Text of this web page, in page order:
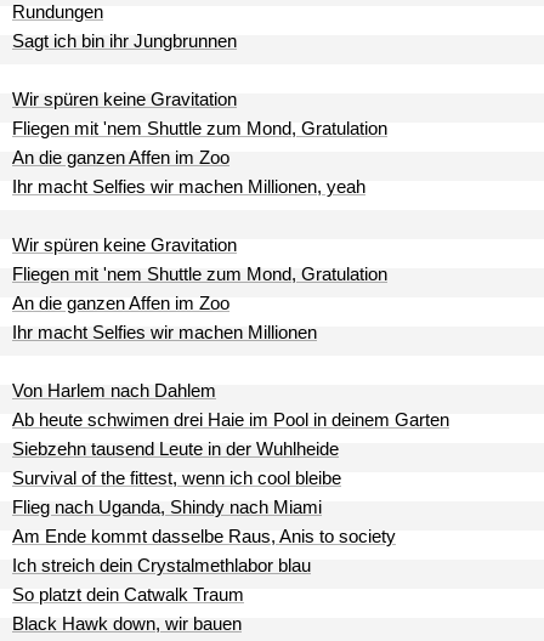
Rundungen
Sagt ich bin ihr Jungbrunnen
Wir spüren keine Gravitation
Fliegen mit 'nem Shuttle zum Mond, Gratulation
An die ganzen Affen im Zoo
Ihr macht Selfies wir machen Millionen, yeah
Wir spüren keine Gravitation
Fliegen mit 'nem Shuttle zum Mond, Gratulation
An die ganzen Affen im Zoo
Ihr macht Selfies wir machen Millionen
Von Harlem nach Dahlem
Ab heute schwimen drei Haie im Pool in deinem Garten
Siebzehn tausend Leute in der Wuhlheide
Survival of the fittest, wenn ich cool bleibe
Flieg nach Uganda, Shindy nach Miami
Am Ende kommt dasselbe Raus, Anis to society
Ich streich dein Crystalmethlabor blau
So platzt dein Catwalk Traum
Black Hawk down, wir bauen